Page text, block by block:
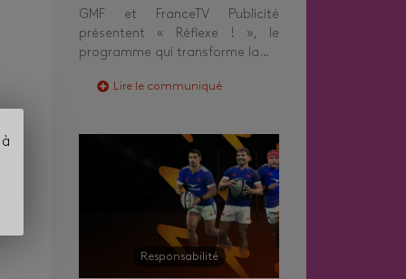
GMF et FranceTV Publicité
présentent « Réflexe ! », le
programme qui transforme la…
Lire le communiqué
Responsabilité